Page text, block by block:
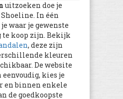
et Compagnie
California (548)
uitzoeken doe je
In één
waar je gewenste
te koop zijn. Bekijk
, deze zijn
kleuren
De website
kies je
en binnen enkele
de goedkoopste